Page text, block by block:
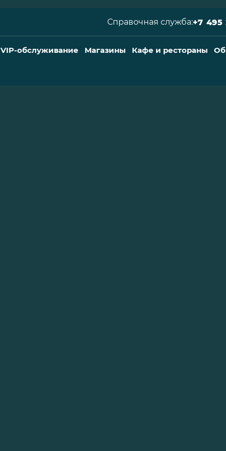
Справочная служба:+7 495
VIP-обслуживание Магазины Кафе и рестораны Об